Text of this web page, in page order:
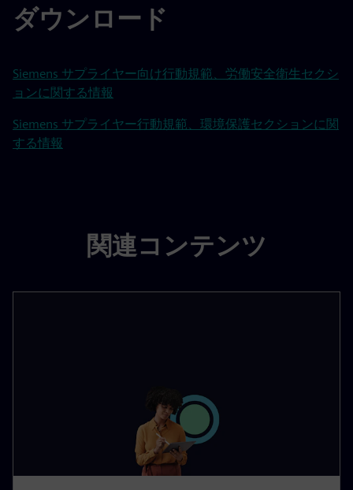
ダウンロード
Siemens サプライヤー向け行動規範、労働安全衛生セクシ
ョンに関する情報
Siemens サプライヤー行動規範、環境保護セクションに関
する情報
関連コンテンツ